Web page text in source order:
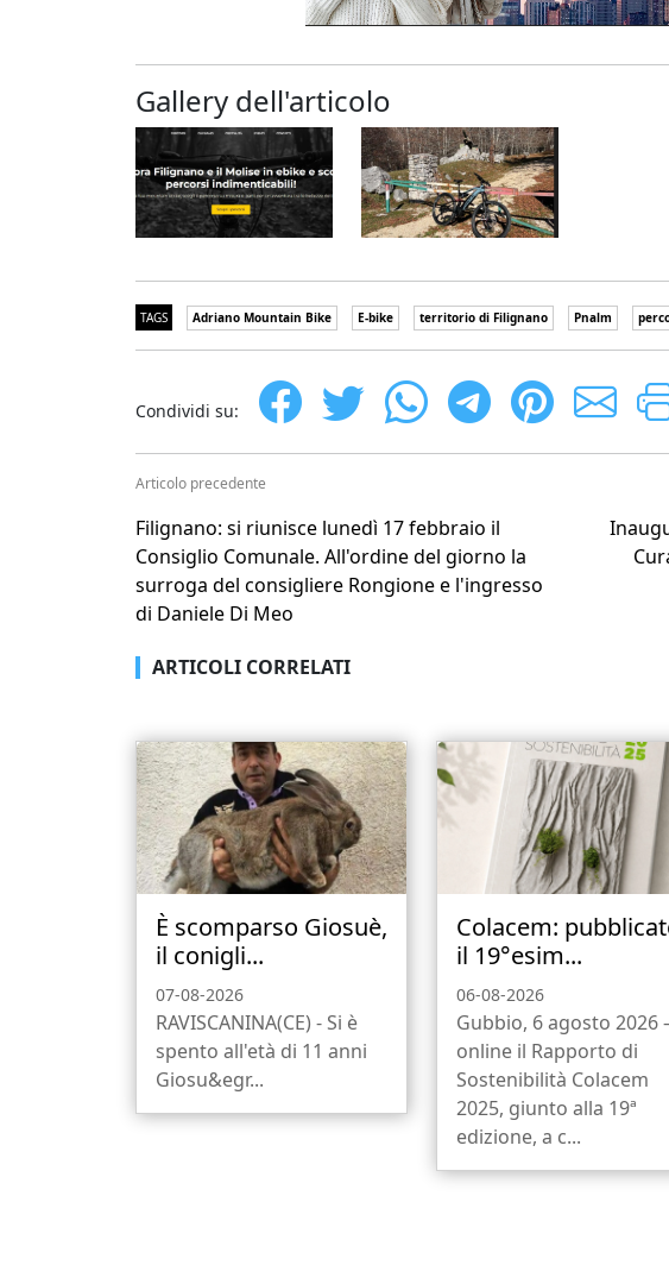
Gallery dell'articolo
TAGS Adriano Mountain Bike E-bike territorio di Filignano Pnalm
Condividi su:
Articolo precedente
Filignano: si riunisce lunedì 17 febbraio il
Consiglio Comunale. All'ordine del giorno la
surroga del consigliere Rongione e l'ingresso
di Daniele Di Meo
ARTICOLI CORRELATI
È scomparso Giosuè,
il conigli...
07-08-2026
RAVISCANINA(CE) - Si è
spento all'età di 11 anni
Giosu&egr...
Colacem:
il 19°esim...
06-08-2026
Gubbio, 6 agosto 2026
online il Rapporto di
Sostenibilità Colacem
2025, giunto alla 19ª
edizione, a c...